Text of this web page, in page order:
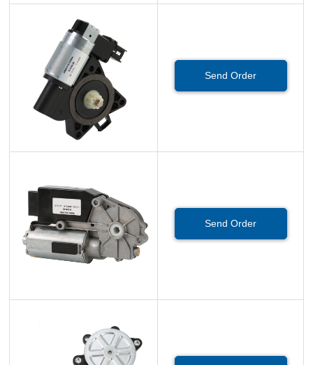
Send Order
Send Order